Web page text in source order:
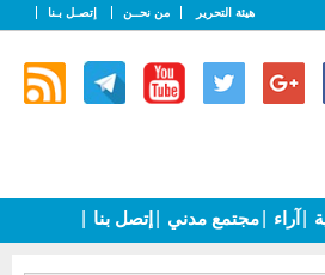
هيئة التحرير من نحــن إتصـل بـنا
آراء مجتمع مدني إتصل بنا